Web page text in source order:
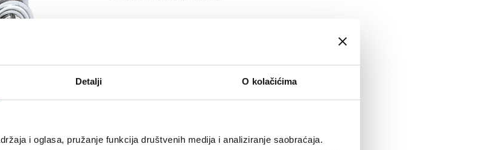
Detalji O kolačićima
i oglasa, pružanje funkcija društvenih medija i analiziranje saobraćaja.